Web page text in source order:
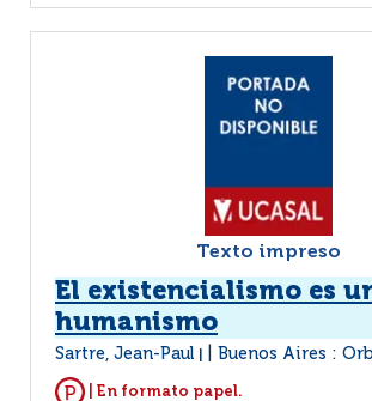
Texto impreso
El existencialismo es
humanismo
Sartre, Jean-Paul Buenos Aires :
| En formato papel.